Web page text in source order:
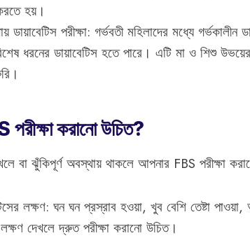
হয়।
ডায়াবেটিস পরীক্ষা: গর্ভবতী মহিলাদের মধ্যে
ধরনের ডায়াবেটিস হতে পারে। এটি মা ও শিশু
করানো উচিত?
বা ঝুঁকিপূর্ণ অবস্থায় থাকলে আপনার FBS পরীক্ষা
লক্ষণ: ঘন ঘন প্রস্রাব হওয়া, খুব বেশি তেষ্টা
দেখলে দ্রুত পরীক্ষা করানো উচিত।